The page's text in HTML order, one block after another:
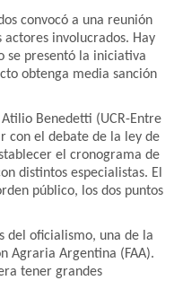
convocó a una reunión
actores involucrados. Hay
se presentó la iniciativa
obtenga media sanción
Benedetti (UCR-Entre
con el debate de la ley de
el cronograma de
distintos especialistas. El
público, los dos puntos
del oficialismo, una de la
Agraria Argentina (FAA).
tener grandes